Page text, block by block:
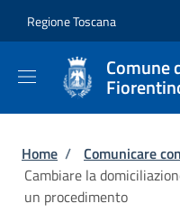
Regione Toscana
Comune
Briciole di
Home / Comunicare
Cambiare la
un procedimento